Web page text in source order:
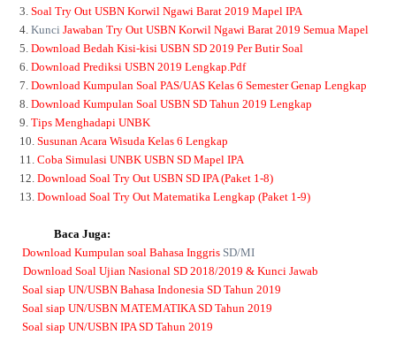
3. Soal Try Out USBN Korwil Ngawi Barat 2019 Mapel IPA
4. Kunci Jawaban Try Out USBN Korwil Ngawi Barat 2019 Semua Mapel
5. Download Bedah Kisi-kisi USBN SD 2019 Per Butir Soal
6. Download Prediksi USBN 2019 Lengkap.Pdf
7. Download Kumpulan Soal PAS/UAS Kelas 6 Semester Genap Lengkap
8. Download Kumpulan Soal USBN SD Tahun 2019 Lengkap
9. Tips Menghadapi UNBK
10. Susunan Acara Wisuda Kelas 6 Lengkap
11. Coba Simulasi UNBK USBN SD Mapel IPA
12. Download Soal Try Out USBN SD IPA (Paket 1-8)
13. Download Soal Try Out Matematika Lengkap (Paket 1-9)
Baca Juga:
Download Kumpulan soal Bahasa Inggris SD/MI
Download Soal Ujian Nasional SD 2018/2019 & Kunci Jawab
Soal siap UN/USBN Bahasa Indonesia SD Tahun 2019
Soal siap UN/USBN MATEMATIKA SD Tahun 2019
Soal siap UN/USBN IPA SD Tahun 2019